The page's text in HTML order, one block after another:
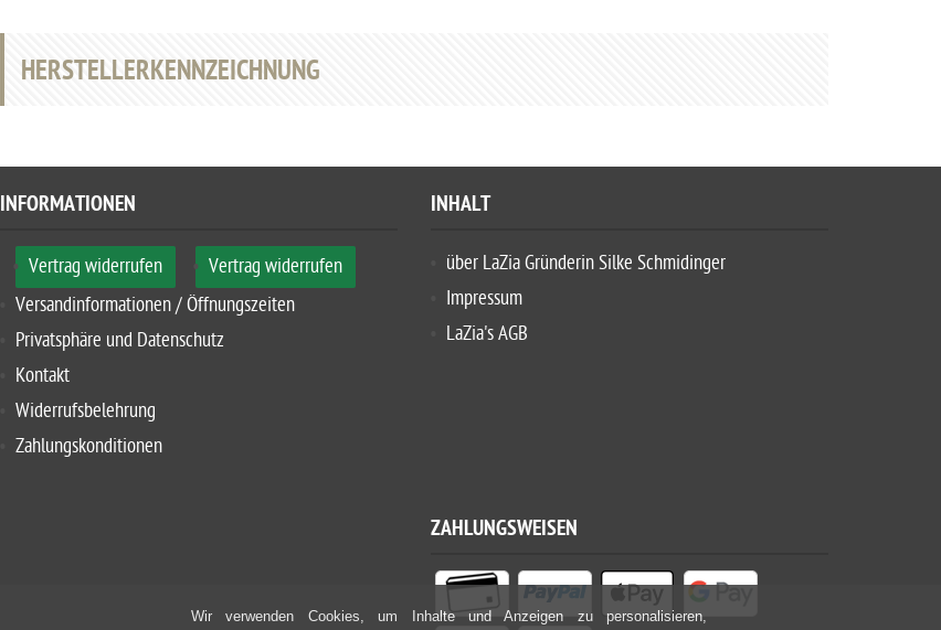
HERSTELLERKENNZEICHNUNG
INFORMATIONEN
Vertrag widerrufen
Vertrag widerrufen
Versandinformationen / Öffnungszeiten
Privatsphäre und Datenschutz
Kontakt
Widerrufsbelehrung
Zahlungskonditionen
INHALT
über LaZia Gründerin Silke Schmidinger
Impressum
LaZia's AGB
ZAHLUNGSWEISEN
Wir verwenden Cookies, um Inhalte und Anzeigen zu personalisieren,